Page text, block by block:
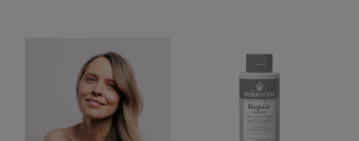
do koszyka powiadom o dostępności